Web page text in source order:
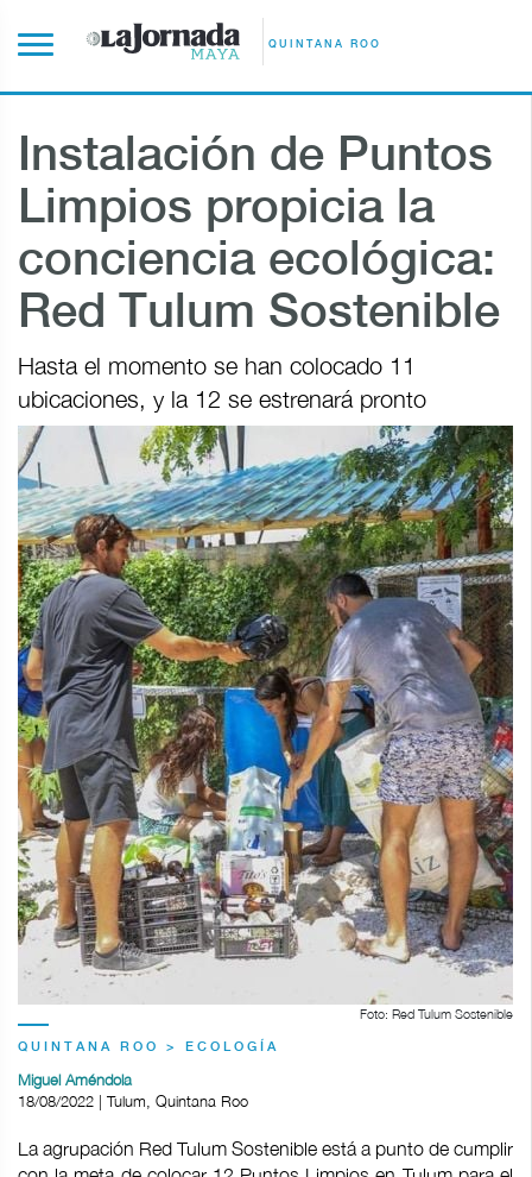
QUINTANA ROO
Instalación de Puntos
Limpios propicia la
conciencia ecológica:
Red Tulum Sostenible
Hasta el momento se han colocado 11
ubicaciones, y la 12 se estrenará pronto
Foto: Red Tulum Sostenible
QUINTANA ROO > ECOLOGÍA
Miguel Améndola
18/08/2022 | Tulum, Quintana Roo
La agrupación Red Tulum Sostenible está a punto de cumplir